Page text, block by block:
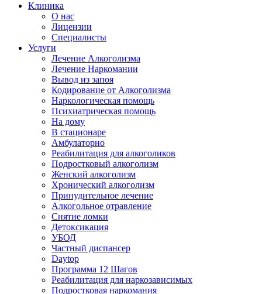
Клиника
О нас
Лицензии
Специалисты
Услуги
Лечение Алкоголизма
Лечение Наркомании
Вывод из запоя
Кодирование от Алкоголизма
Наркологическая помощь
Психиатрическая помощь
На дому
В стационаре
Амбулаторно
Реабилитация для алкоголиков
Подростковый алкоголизм
Женский алкоголизм
Хронический алкоголизм
Принудительное лечение
Алкогольное отравление
Снятие ломки
Детоксикация
УБОД
Частный диспансер
Daytop
Программа 12 Шагов
Реабилитация для наркозависимых
Подростковая наркомания